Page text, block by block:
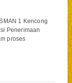
1 Kencong
Penerimaan
proses